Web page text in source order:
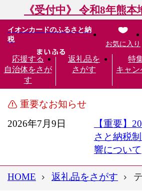
《受付中》 令和8年熊
イオンカードのふるさと納
税
応援する
自治体をさが
す
返礼品を
さがす
特
キャン
お気に入り
重要なお知らせ
2026年7月9日
【重要】
さと納税
響について
HOME 返礼品をさがす